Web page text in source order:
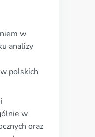
w
analizy
polskich
w
oraz